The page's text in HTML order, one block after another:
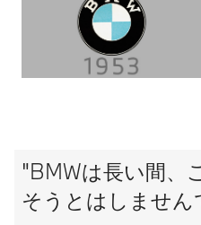
"BMWは長い間、
そうとはしません